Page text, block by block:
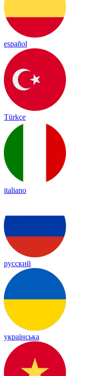
español
Türkçe
italiano
русский
українська